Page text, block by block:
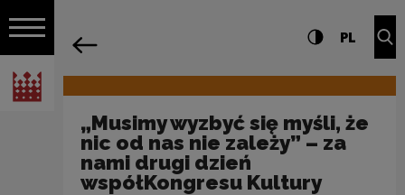
Open navigation
National Centre for Culture Poland
Navigation Settings and search
High contrast
PL
„Musimy wyzbyć się myśli, że
nic od nas nie zależy” – za
nami drugi dzień
współKongresu Kultury